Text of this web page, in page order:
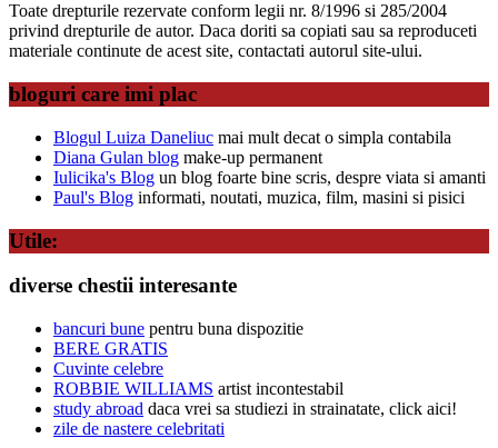
Toate drepturile rezervate conform legii nr. 8/1996 si 285/2004
privind drepturile de autor. Daca doriti sa copiati sau sa reproduceti
materiale continute de acest site, contactati autorul site-ului.
bloguri care imi plac
Blogul Luiza Daneliuc mai mult decat o simpla contabila
Diana Gulan blog make-up permanent
Iulicika's Blog un blog foarte bine scris, despre viata si amanti
Paul's Blog informati, noutati, muzica, film, masini si pisici
Utile:
diverse chestii interesante
bancuri bune pentru buna dispozitie
BERE GRATIS
Cuvinte celebre
ROBBIE WILLIAMS artist incontestabil
study abroad daca vrei sa studiezi in strainatate, click aici!
zile de nastere celebritati